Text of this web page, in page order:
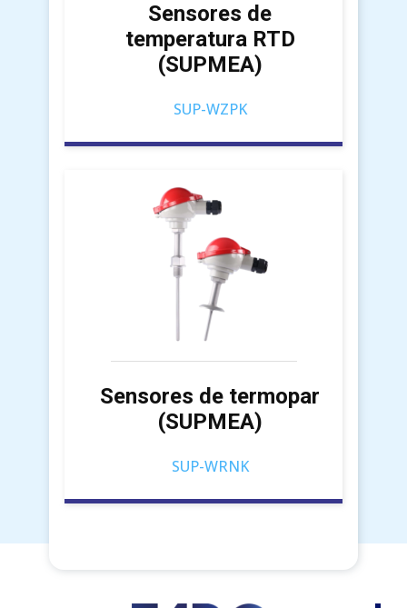
Sensores de
temperatura RTD
(SUPMEA)
SUP-WZPK
Sensores de termopar
(SUPMEA)
SUP-WRNK